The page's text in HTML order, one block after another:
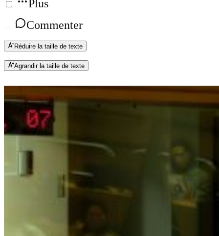
Plus
Commenter
Réduire la taille de texte
Agrandir la taille de texte